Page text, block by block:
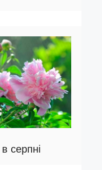
серпні